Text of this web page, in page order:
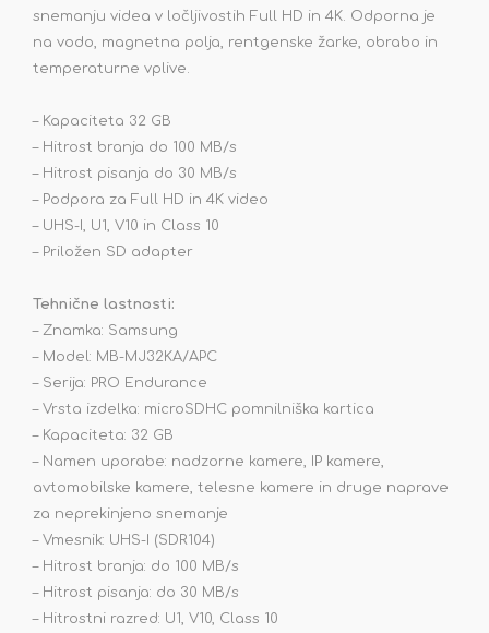
snemanju videa v ločljivostih Full HD in 4K. Odporna je
na vodo, magnetna polja, rentgenske žarke, obrabo in
temperaturne vplive.
– Kapaciteta 32 GB
– Hitrost branja do 100 MB/s
– Hitrost pisanja do 30 MB/s
– Podpora za Full HD in 4K video
– UHS-I, U1, V10 in Class 10
– Priložen SD adapter
Tehnične lastnosti:
– Znamka: Samsung
– Model: MB-MJ32KA/APC
– Serija: PRO Endurance
– Vrsta izdelka: microSDHC pomnilniška kartica
– Kapaciteta: 32 GB
– Namen uporabe: nadzorne kamere, IP kamere,
avtomobilske kamere, telesne kamere in druge naprave
za neprekinjeno snemanje
– Vmesnik: UHS-I (SDR104)
– Hitrost branja: do 100 MB/s
– Hitrost pisanja: do 30 MB/s
– Hitrostni razred: U1, V10, Class 10